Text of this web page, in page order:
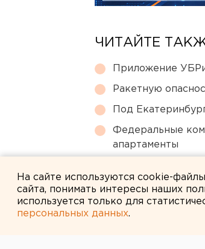
ЧИТАЙТЕ
Приложение
Ракетную
Под
Федеральные
апартаменты
На сайте используются cookie-
сайта, понимать интересы наших
используется только для
персональных данных.